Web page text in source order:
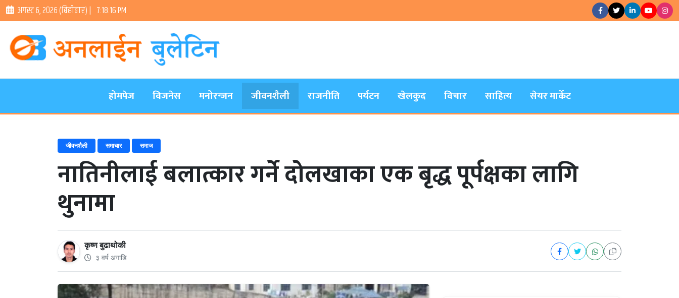
अगस्ट ६, २०२६ (बिहीबार) | 7:18:17 PM
होमपेज विजनेस मनोरन्जन जीवनशैली राजनीति पर्यटन खेलकुद विचार साहित्य सेयर मार्केट
जीवनशैली समाचार समाज
नातिनीलाई बलात्कार गर्ने दोलखाका एक बृद्ध पूर्पक्षका लागि
थुनामा
कृष्ण बुढाथोकी
३ वर्ष अगाडि